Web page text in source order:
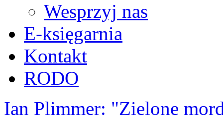
Wesprzyj nas
E-księgarnia
Kontakt
RODO
Ian Plimmer: "Zielone